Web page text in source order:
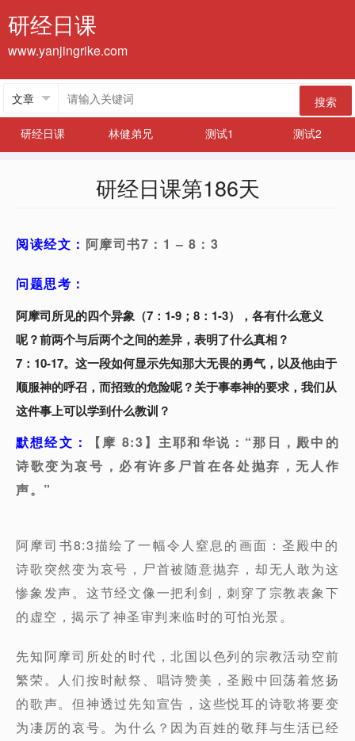
研经日课
www.yanjingrike.com
搜索
研经日课
林健弟兄 测试1 测试2
研经日课第186天
阅读经文： 阿摩司书7：1 – 8：3
问题思考：
阿摩司所见的四个异象（7：1-9；8：1-3），各有什么意义
呢？前两个与后两个之间的差异，表明了什么真相？
7：10-17。这一段如何显示先知那大无畏的勇气，以及他由于
顺服神的呼召，而招致的危险呢？关于事奉神的要求，我们从
这件事上可以学到什么教训？
默想经文：
【摩 8:3】主耶和华说：“那日，殿中的
诗歌变为哀号，必有许多尸首在各处抛弃，无人作
声。”
阿摩司书8:3描绘了一幅令人窒息的画面：圣殿中的
诗歌突然变为哀号，尸首被随意抛弃，却无人敢为这
惨象发声。这节经文像一把利剑，刺穿了宗教表象下
的虚空，揭示了神圣审判来临时的可怕光景。
先知阿摩司所处的时代，北国以色列的宗教活动空前
繁荣。人们按时献祭、唱诗赞美，圣殿中回荡着悠扬
的歌声。但神透过先知宣告，这些悦耳的诗歌将要变
为凄厉的哀号。为什么？因为百姓的敬拜与生活已经